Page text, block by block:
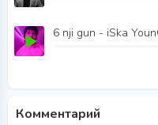
6 nji gun - iSka
Комментарий